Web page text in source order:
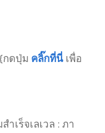
กดปุ่ม คลิ๊กที่นี่ เพื่อ
เร็จเลเวล : ภา